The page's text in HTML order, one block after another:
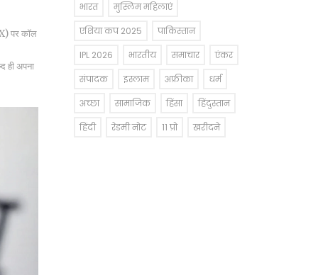
पर कॉल
ही अपना
भारत
मुस्लिम महिलाएं
एशिया कप 2025
पाकिस्तान
IPL 2026
भारतीय समाचार
एंकर
संपादक
इस्लाम अफ्रीका
धर्म
अच्छा
सामाजिक हिंसा
हिंदुस्तान
हिंदी
रेडमी नोट 11 प्रो खरीदने